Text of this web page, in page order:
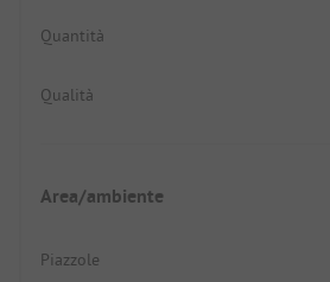
Quantità
Qualità
Area/ambiente
Piazzole